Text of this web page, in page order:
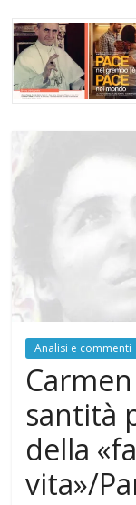
Analisi e commenti
santità
della
vita»/